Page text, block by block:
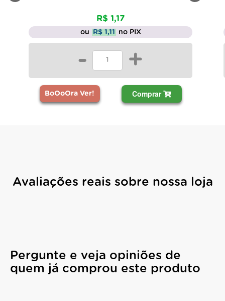
R$ 1,17
ou R$ 1,11 no PIX
- +
BoOoOra Ver! Comprar
Avaliações reais sobre nossa loja
Pergunte e veja opiniões de
quem já comprou este produto